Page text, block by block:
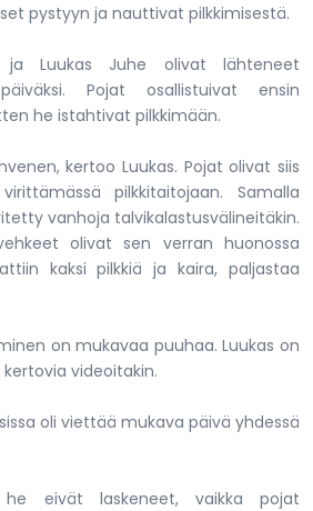
pystyyn ja nauttivat pilkkimisestä.
ja Luukas Juhe olivat lähteneet
Pojat osallistuivat ensin
he istahtivat pilkkimään.
kertoo Luukas. Pojat olivat siis
pilkkitaitojaan. Samalla
vanhoja talvikalastusvälineitäkin.
olivat sen verran huonossa
kaksi pilkkiä ja kaira, paljastaa
on mukavaa puuhaa. Luukas on
videoitakin.
oli viettää mukava päivä yhdessä
he eivät laskeneet, vaikka pojat